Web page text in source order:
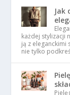
Jak
każdej stylizacji
ją z
nie tylko